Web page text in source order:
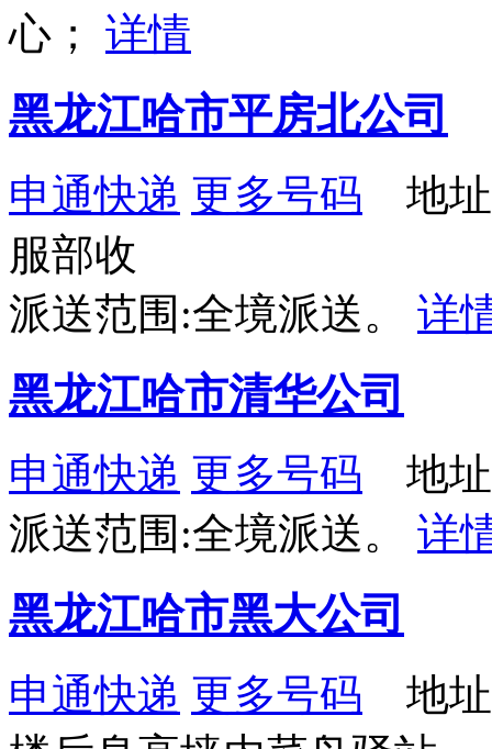
心； 详情
黑龙江哈市平房北公司
申通快递 更多号码 地址
服部收
派送范围:全境派送。 详
黑龙江哈市清华公司
申通快递 更多号码 地址
派送范围:全境派送。 详
黑龙江哈市黑大公司
申通快递 更多号码 地址